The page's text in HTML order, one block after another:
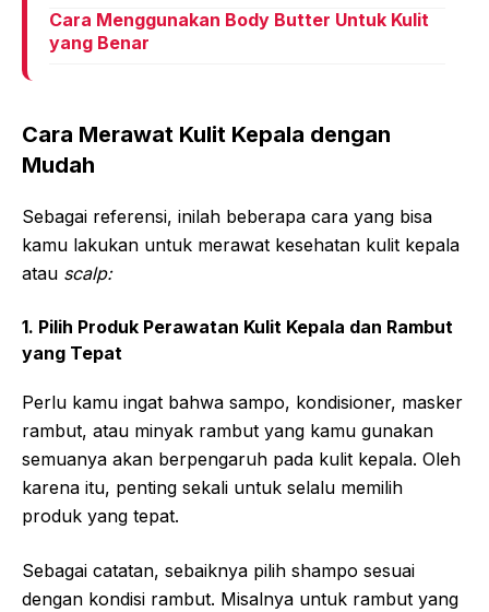
Cara Menggunakan Body Butter Untuk Kulit
yang Benar
Cara Merawat Kulit Kepala dengan
Mudah
Sebagai referensi, inilah beberapa cara yang bisa
kamu lakukan untuk merawat kesehatan kulit kepala
atau scalp:
1. Pilih Produk Perawatan Kulit Kepala dan Rambut
yang Tepat
Perlu kamu ingat bahwa sampo, kondisioner, masker
rambut, atau minyak rambut yang kamu gunakan
semuanya akan berpengaruh pada kulit kepala. Oleh
karena itu, penting sekali untuk selalu memilih
produk yang tepat.
Sebagai catatan, sebaiknya pilih shampo sesuai
dengan kondisi rambut. Misalnya untuk rambut yang